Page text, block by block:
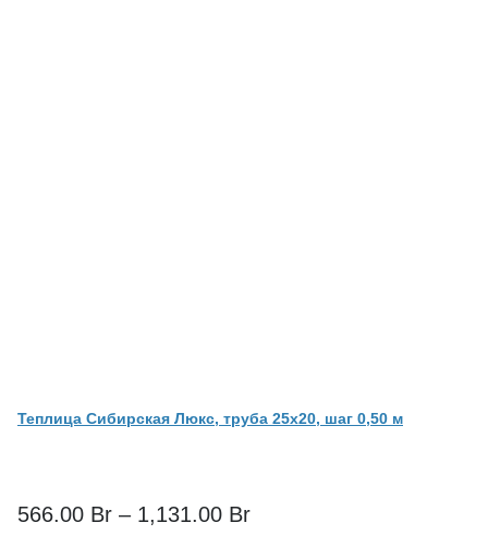
Теплица Сибирская Люкс, труба 25х20, шаг 0,50 м
566.00 Br – 1,131.00 Br